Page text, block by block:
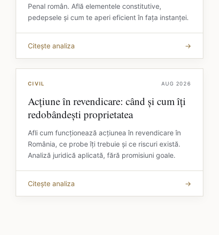
Penal român. Află elementele constitutive,
pedepsele și cum te aperi eficient în fața instanței.
Citește analiza →
CIVIL AUG 2026
Acțiune în revendicare: când și cum îți
redobândești proprietatea
Afli cum funcționează acțiunea în revendicare în
România, ce probe îți trebuie și ce riscuri există.
Analiză juridică aplicată, fără promisiuni goale.
Citește analiza →